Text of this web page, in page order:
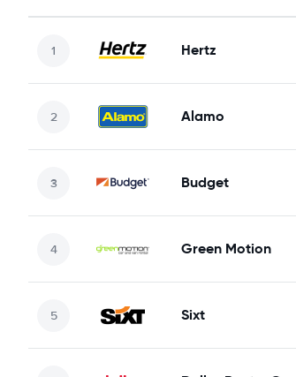
Hertz
Alamo
Budget
Green Motion
Sixt